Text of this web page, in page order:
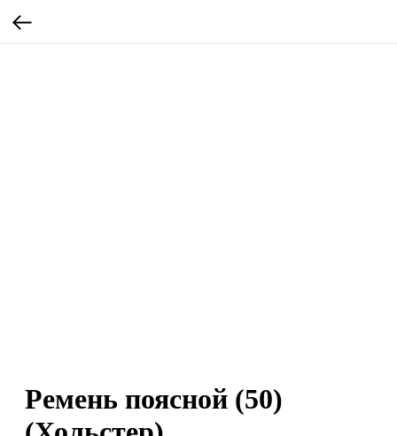
Ремень поясной (50)